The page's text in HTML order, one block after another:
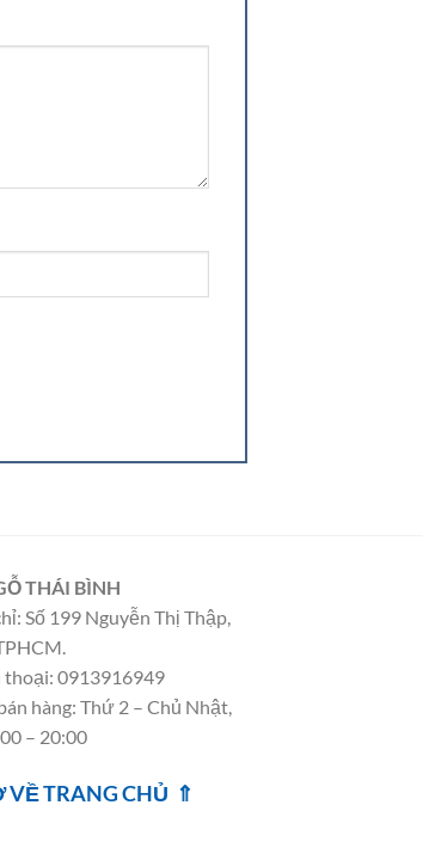
THÁI BÌNH
Số 199 Nguyễn Thị Thập,
0913916949
hàng: Thứ 2 – Chủ Nhật,
– 20:00
VỀ TRANG CHỦ ⇑